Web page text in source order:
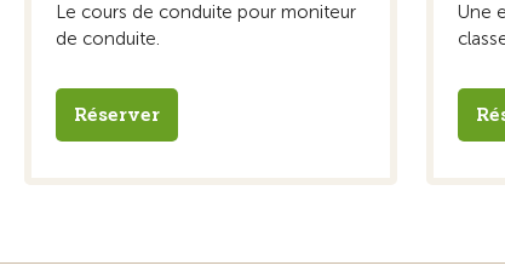
Le cours de conduite pour moniteur
de conduite.
Réserver
Une